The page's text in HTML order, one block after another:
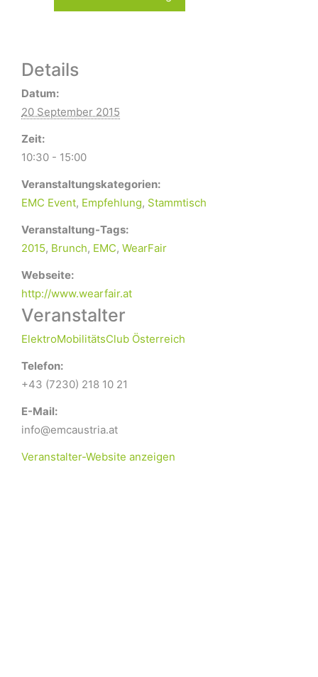
Details
Datum:
20 September 2015
Zeit:
10:30 - 15:00
Veranstaltungskategorien:
EMC Event, Empfehlung, Stammtisch
Veranstaltung-Tags:
2015, Brunch, EMC, WearFair
Webseite:
http://www.wearfair.at
Veranstalter
ElektroMobilitätsClub Österreich
Telefon:
+43 (7230) 218 10 21
E-Mail:
info@emcaustria.at
Veranstalter-Website anzeigen